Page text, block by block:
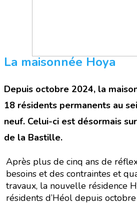
La maisonnée Hoya
Depuis octobre 2024, la
18 résidents permanents au
neuf. Celui-ci est désormais
de la Bastille.
Après plus de cinq ans de
besoins et des contraintes et
travaux, la nouvelle résidence
résidents d’Héol depuis